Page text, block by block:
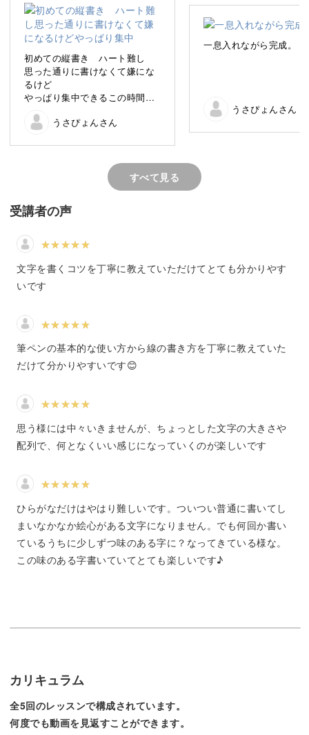
ので安心してくださいね。
前向きなメッセージの言葉アートは、書きながら癒やされ
ることまちがいなし◎
筆ペンの魅力と言葉の力を組み合わせて、心温まるアート
作品を作っていきましょう！
筆ペンの使い方をマスター
みなさんにとって、筆ペンはどんなイメージでしょうか？
✓味があって好き
✓ご祝儀袋に書くときだけ使う
✓思うように字が書けない
普段の生活ではなかなか使う機会がないので、いざ書くと
この講座では、使い方からお手入れの仕方まで、筆ペンの
基本をしっかり学ぶことができます。
になりますよ♪
筆の入れ方ひとつでガラッと雰囲気の変わる、筆ペンの魅
力を堪能してくださいね。
初めての縦書き ハート難し
思った通りに書けなくて嫌にな
るけど
やっぱり集中できるこの時間が
うさぴょんさん
一息入れながら完成。
うさぴょんさん
すべて見る
受講者の声
文字を書くコツを丁寧に教えていただけてとても分かりやす
いです
筆ペンの基本的な使い方から線の書き方を丁寧に教えていた
だけて分かりやすいです😊
思う様には中々いきませんが、ちょっとした文字の大きさや
配列で、何となくいい感じになっていくのが楽しいです
ひらがなだけはやはり難しいです。ついつい普通に書いてし
まいなかなか絵心がある文字になりません。でも何回か書い
ているうちに少しずつ味のある字に？なってきている様な。
この味のある字書いていてとても楽しいです♪
カリキュラム
全5回のレッスンで構成されています。
何度でも動画を見返すことができます。